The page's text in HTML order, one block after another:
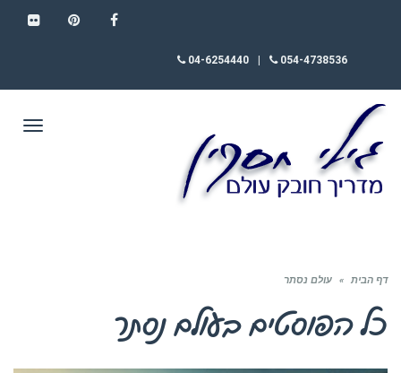
054-4738536
04-6254440
דף הבית » עולם נסתר
כל הפוסטים בעולם נסתר